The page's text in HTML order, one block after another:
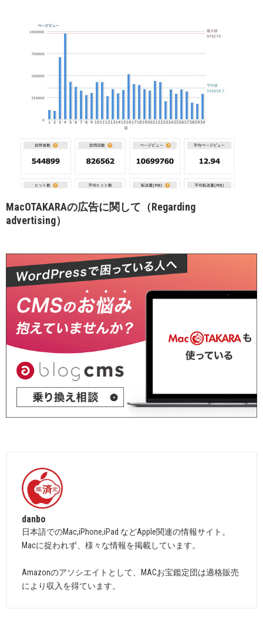
MacOTAKARAの広告に関して（Regarding
advertising）
danbo
日本語でのMac,iPhone,iPad などApple関連の情報サイト。
Macに捉われず、様々な情報を掲載しています。
Amazonのアソシエイトとして、MACお宝鑑定団は適格販売
により収入を得ています。